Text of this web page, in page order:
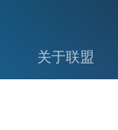
关于联盟